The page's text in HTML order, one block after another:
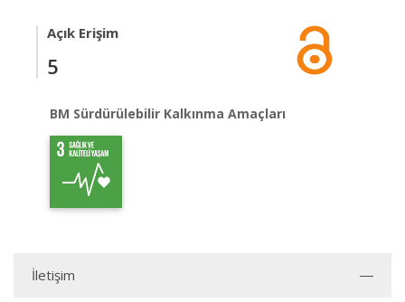
Açık Erişim
5
BM Sürdürülebilir Kalkınma Amaçları
İletişim